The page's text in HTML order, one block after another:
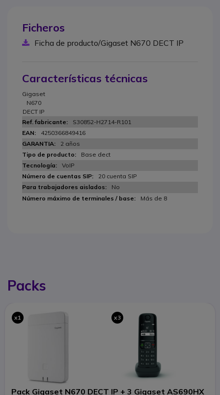
Ficheros
Ficha de producto/Gigaset N670 DECT IP
Características técnicas
Gigaset
N670
DECT IP
S30852-H2714-R101
4250366849416
2 años
Base dect
VoIP
20 cuenta SIP
No
Más de 8
Packs
x1 x3
Pack Gigaset N670 DECT IP + 3 Gigaset AS690HX